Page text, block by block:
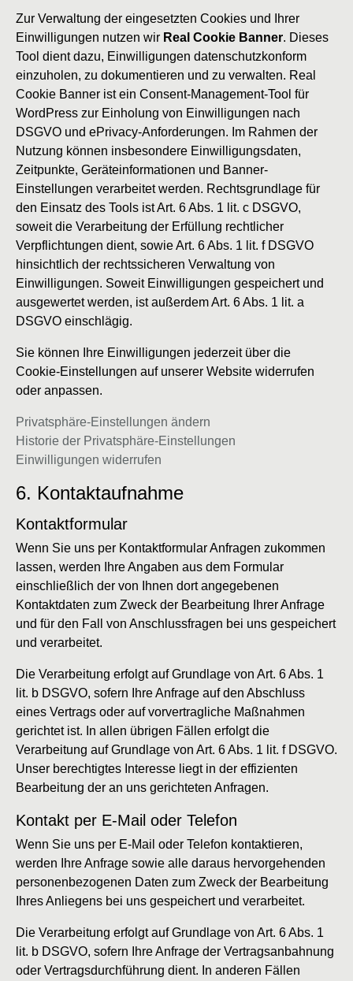
Zur Verwaltung der eingesetzten Cookies und Ihrer
Einwilligungen nutzen wir Real Cookie Banner. Dieses
Tool dient dazu, Einwilligungen datenschutzkonform
einzuholen, zu dokumentieren und zu verwalten. Real
Cookie Banner ist ein Consent-Management-Tool für
WordPress zur Einholung von Einwilligungen nach
DSGVO und ePrivacy-Anforderungen. Im Rahmen der
Nutzung können insbesondere Einwilligungsdaten,
Zeitpunkte, Geräteinformationen und Banner-
Einstellungen verarbeitet werden. Rechtsgrundlage für
den Einsatz des Tools ist Art. 6 Abs. 1 lit. c DSGVO,
soweit die Verarbeitung der Erfüllung rechtlicher
Verpflichtungen dient, sowie Art. 6 Abs. 1 lit. f DSGVO
hinsichtlich der rechtssicheren Verwaltung von
Einwilligungen. Soweit Einwilligungen gespeichert und
ausgewertet werden, ist außerdem Art. 6 Abs. 1 lit. a
DSGVO einschlägig.
Sie können Ihre Einwilligungen jederzeit über die
Cookie-Einstellungen auf unserer Website widerrufen
oder anpassen.
Privatsphäre-Einstellungen ändern
Historie der Privatsphäre-Einstellungen
Einwilligungen widerrufen
6. Kontaktaufnahme
Kontaktformular
Wenn Sie uns per Kontaktformular Anfragen zukommen
lassen, werden Ihre Angaben aus dem Formular
einschließlich der von Ihnen dort angegebenen
Kontaktdaten zum Zweck der Bearbeitung Ihrer Anfrage
und für den Fall von Anschlussfragen bei uns gespeichert
und verarbeitet.
Die Verarbeitung erfolgt auf Grundlage von Art. 6 Abs. 1
lit. b DSGVO, sofern Ihre Anfrage auf den Abschluss
eines Vertrags oder auf vorvertragliche Maßnahmen
gerichtet ist. In allen übrigen Fällen erfolgt die
Verarbeitung auf Grundlage von Art. 6 Abs. 1 lit. f DSGVO.
Unser berechtigtes Interesse liegt in der effizienten
Bearbeitung der an uns gerichteten Anfragen.
Kontakt per E-Mail oder Telefon
Wenn Sie uns per E-Mail oder Telefon kontaktieren,
werden Ihre Anfrage sowie alle daraus hervorgehenden
personenbezogenen Daten zum Zweck der Bearbeitung
Ihres Anliegens bei uns gespeichert und verarbeitet.
Die Verarbeitung erfolgt auf Grundlage von Art. 6 Abs. 1
lit. b DSGVO, sofern Ihre Anfrage der Vertragsanbahnung
oder Vertragsdurchführung dient. In anderen Fällen